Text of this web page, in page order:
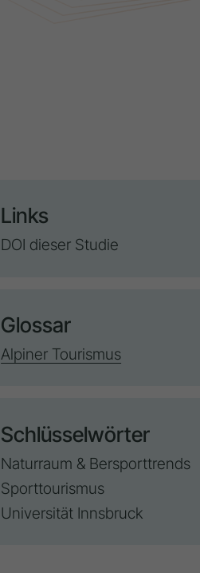
Links
DOI dieser Studie
Glossar
Alpiner Tourismus
Schlüsselwörter
Naturraum & Bersporttrends
Sporttourismus
Universität Innsbruck